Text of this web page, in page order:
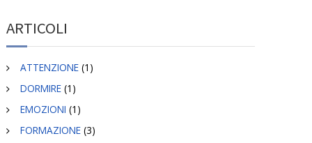
ARTICOLI
ATTENZIONE(1)
DORMIRE(1)
EMOZIONI (1)
FORMAZIONE(3)